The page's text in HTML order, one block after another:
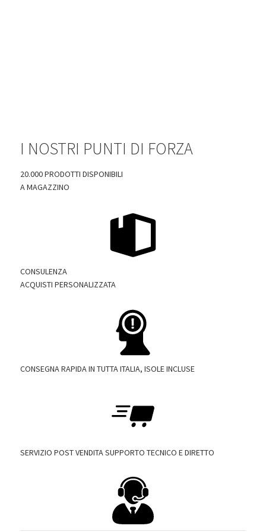
I NOSTRI PUNTI DI FORZA
20.000 PRODOTTI DISPONIBILI
A MAGAZZINO
CONSULENZA
ACQUISTI PERSONALIZZATA
CONSEGNA RAPIDA IN TUTTA ITALIA, ISOLE INCLUSE
SERVIZIO POST VENDITA SUPPORTO TECNICO E DIRETTO